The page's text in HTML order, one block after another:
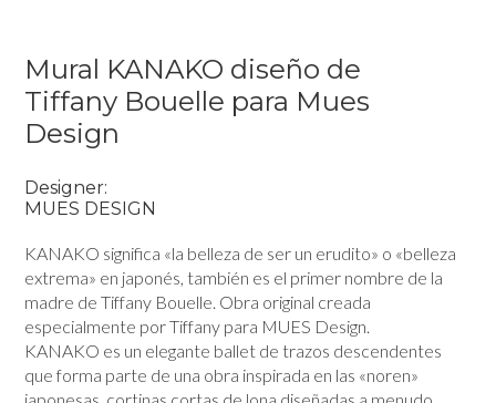
Mural KANAKO diseño de
Tiffany Bouelle para Mues
Design
Designer:
MUES DESIGN
KANAKO significa «la belleza de ser un erudito» o «belleza
extrema» en japonés, también es el primer nombre de la
madre de Tiffany Bouelle. Obra original creada
especialmente por Tiffany para MUES Design.
KANAKO es un elegante ballet de trazos descendentes
que forma parte de una obra inspirada en las «noren»